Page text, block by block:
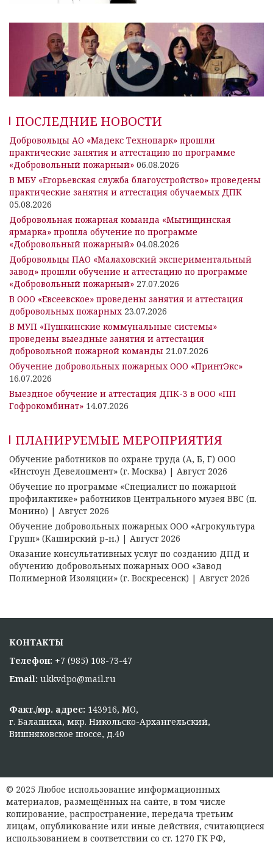
ПОСЛЕДНИЕ НОВОСТИ
Добровольцы АО «Мадекс Технопарк» прошли
практические занятия и аттестацию по программе
«Добровольный пожарный» 06.08.2026
В МБУ «Егорьевская служба благоустройство» проведены
практические занятия и аттестация обучаемых ДПК
05.08.2026
Добровольная пожарная команда «Мытищинская
ярмарка» прошла обучение по программе
«Добровольный пожарный» 04.08.2026
Добровольцы ПАО «Малаховский экспериментальный
завод» прошли обучение и аттестацию по программе
«Добровольный пожарный» 27.07.2026
В ООО «Евсеевское» проведены занятия и аттестация
добровольных пожарных 23.07.2026
В МУП «Пушкинские коммунальные системы»
проведены выездные занятия и аттестация
добровольной пожарной команды 21.07.2026
Обучение добровольных пожарных ООО «ПринтЭкс»
16.07.2026
Выездное обучение и аттестация ДПК-3 в ООО «ПП
Гофрокомбинат» 14.07.2026
ПЛАНИРУЕМЫЕ МЕРОПРИЯТИЯ
Обучение работников по охране труда (А, Б, Г) ООО
«Инстоун Девелопмент» (г. Москва) | Август 2026
Обучение по программе «Специалист по пожарной
профилактике» работников Центрального музея ВВС (п.
Монино) | Август 2026
Обучение добровольных пожарных ООО «Агрокультура
Групп» (Каширский р-н.) | Август 2026
Оказание консультативных услуг по созданию ДПД и
обучению добровольных пожарных ООО «Завод
Полимерной Изоляции» (г. Воскресенск) | Август 2026
КОНТАКТЫ
Телефон: +7 (985) 108-73-47
Email: ukkvdpo@mail.ru
Факт./юр. адрес: 143916, МО,
г. Балашиха, мкр. Никольско-Архангельский,
Вишняковское шоссе, д.40
© 2025 Любое использование информационных
материалов, размещённых на сайте, в том числе
копирование, распространение, передача третьим
лицам, опубликование или иные действия, считающиеся
использованием в соответствии со ст. 1270 ГК РФ,